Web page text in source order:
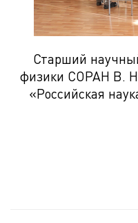
Старший
физики СОРАН В.
«Российская